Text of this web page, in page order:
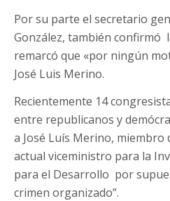
Por su parte el secretario
González, también confirmó
remarcó que «por ningún
José Luis Merino.
Recientemente 14
entre republicanos y
a José Luís Merino,
actual viceministro para la
para el Desarrollo por
crimen organizado”.